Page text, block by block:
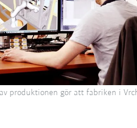
produktionen gör att fabriken i